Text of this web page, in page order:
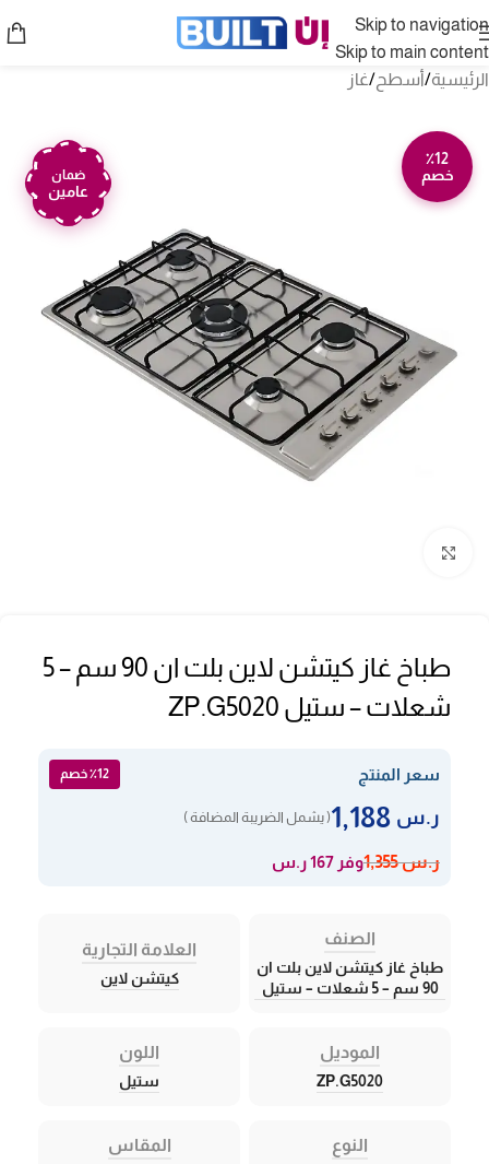
Skip to navigation
Skip to main content
الرئيسية/أسطح/غاز
٪12
خصم
ضمان
عامين
طباخ غاز كيتشن لاين بلت ان 90 سم – 5
شعلات – ستيل ZP.G5020
سعر المنتج ٪12 خصم
ر.س ( يشمل الضريبة المضافة )
ر.س1,355 وفر 167 ر.س
الصنف
طباخ غاز كيتشن لاين بلت ان
90 سم – 5 شعلات – ستيل
العلامة التجارية
كيتشن لاين
الموديل
ZP.G5020
اللون
ستيل
النوع المقاس